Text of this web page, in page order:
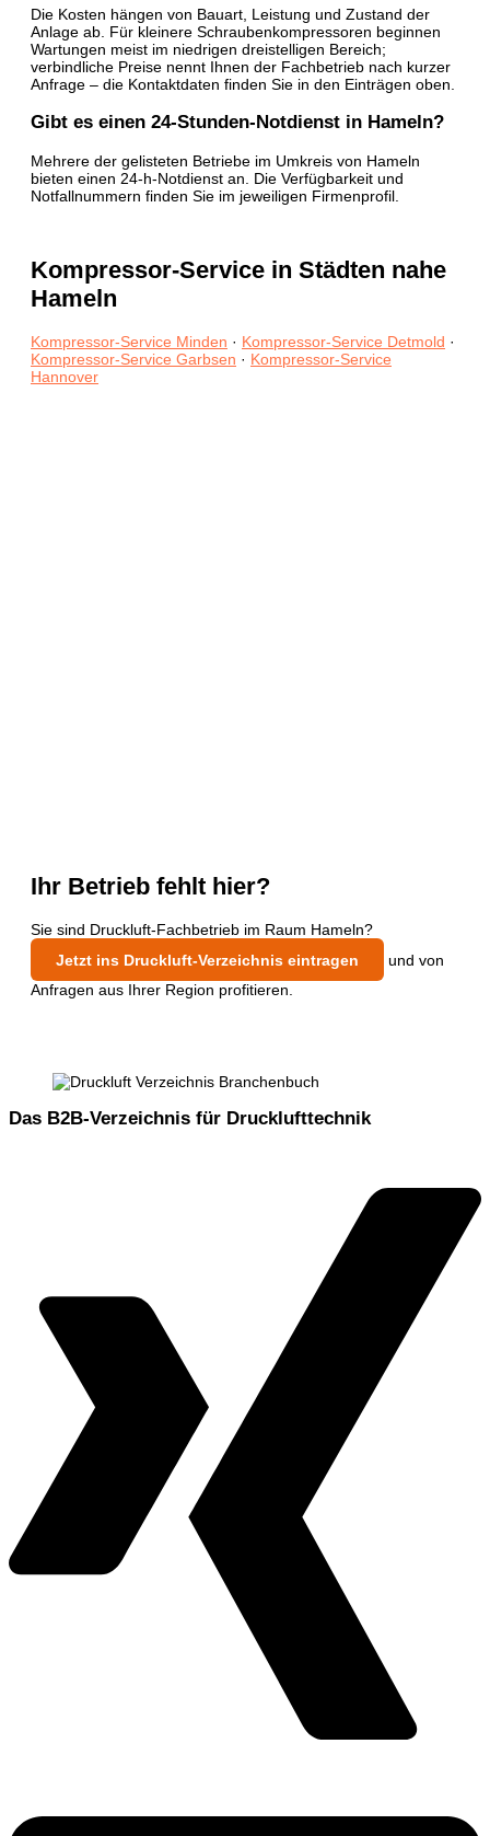
Die Kosten hängen von Bauart, Leistung und Zustand der
Anlage ab. Für kleinere Schraubenkompressoren beginnen
Wartungen meist im niedrigen dreistelligen Bereich;
verbindliche Preise nennt Ihnen der Fachbetrieb nach kurzer
Anfrage – die Kontaktdaten finden Sie in den Einträgen oben.
Gibt es einen 24-Stunden-Notdienst in Hameln?
Mehrere der gelisteten Betriebe im Umkreis von Hameln
bieten einen 24-h-Notdienst an. Die Verfügbarkeit und
Notfallnummern finden Sie im jeweiligen Firmenprofil.
Kompressor-Service in Städten nahe
Hameln
Kompressor-Service Minden · Kompressor-Service Detmold ·
Kompressor-Service Garbsen · Kompressor-Service
Hannover
Ihr Betrieb fehlt hier?
Sie sind Druckluft-Fachbetrieb im Raum Hameln?
Jetzt ins Druckluft-Verzeichnis eintragen
und von
Anfragen aus Ihrer Region profitieren.
Das B2B-Verzeichnis für Drucklufttechnik